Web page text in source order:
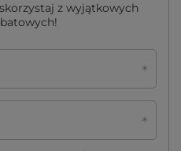
z wyjątkowych